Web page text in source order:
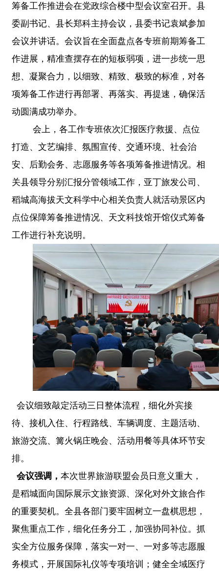
筹备工作推进会在党政综合楼中型会议室召开。县
委副书记、县长郑科主持会议，县委书记袁斌参加
会议并讲话。会议旨在全面盘点各专班前期筹备工
作进展，精准查摆存在的短板弱项，进一步统一思
想、凝聚合力，以细致、精致、极致的标准，对各
项筹备工作进行再部署、再落实、再提速，确保活
动圆满成功举办。
会上，各工作专班依次汇报医疗救援、点位
打造、文艺编排、氛围宣传、交通环境、社会治
安、后勤会务、志愿服务等各项筹备推进情况。相
关县领导分别汇报分管领域工作，亚丁旅发公司、
稻城高海拔天文科学中心相关负责人就活动景区内
点位保障筹备推进情况、天文科技馆开馆仪式筹备
工作进行补充说明。
会议细致敲定活动三日整体流程，细化外宾接
待、接机入住、行程路线、车辆调度、主题活动、
旅游交流、篝火锅庄晚会、活动用餐等具体环节安
排。
会议强调， 本次世界旅游联盟会员日意义重大，
是稻城面向国际展示文旅资源、深化对外文旅合作
的重要契机。全县各部门要牢固树立一盘棋思想，
聚焦重点工作，细化任务分工，加强协同补位。抓
实全方位服务保障，落实一对一、一对多等志愿服
务模式，开展国际礼仪等专项培训；健全全域医疗